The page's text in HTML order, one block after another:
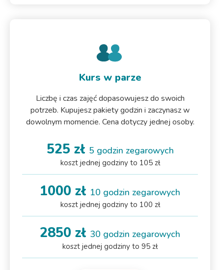
Kurs w parze
Liczbę i czas zajęć dopasowujesz do swoich
potrzeb. Kupujesz pakiety godzin i zaczynasz w
dowolnym momencie. Cena dotyczy jednej osoby.
525 zł 5 godzin zegarowych
koszt jednej godziny to 105 zł
1000 zł 10 godzin zegarowych
koszt jednej godziny to 100 zł
2850 zł 30 godzin zegarowych
koszt jednej godziny to 95 zł